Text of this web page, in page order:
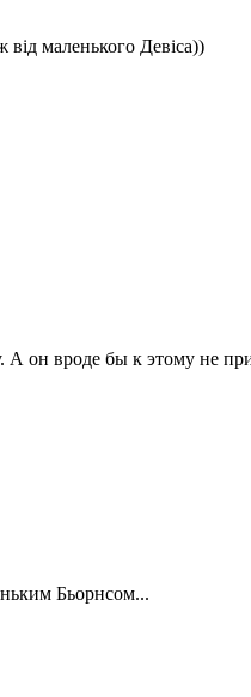
маленького Девіса))
А он вроде бы к этому не
Бьорнсом...